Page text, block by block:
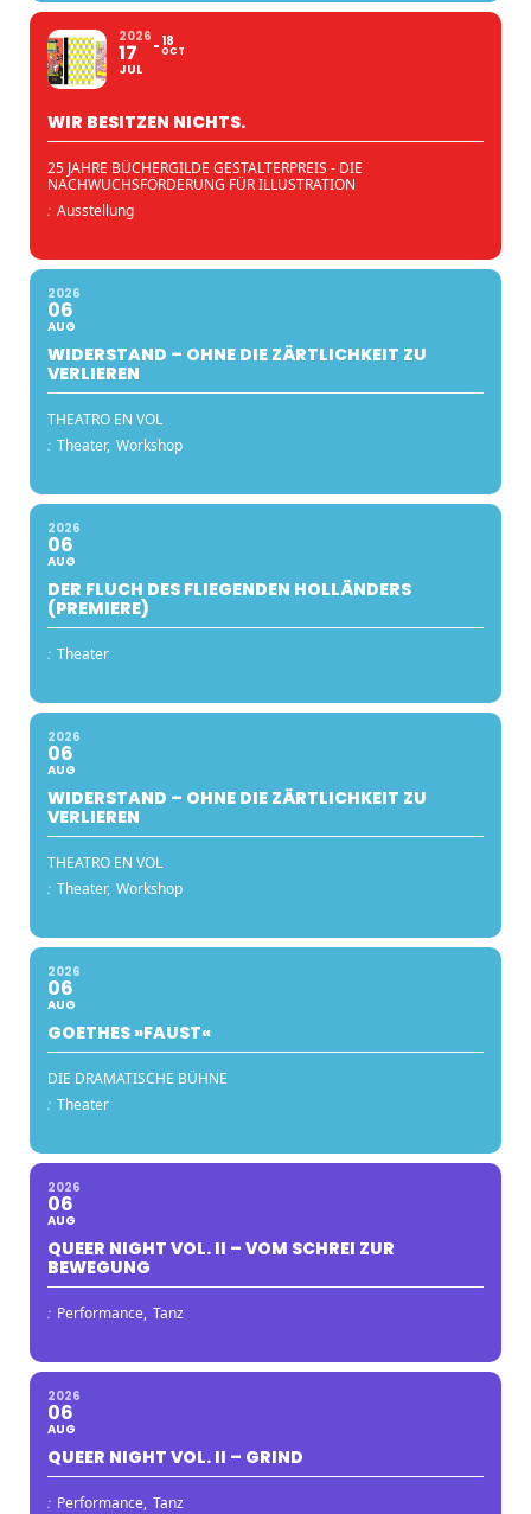
2026
17
JUL
18
OCT
WIR BESITZEN NICHTS.
25 JAHRE BÜCHERGILDE GESTALTERPREIS - DIE
NACHWUCHSFÖRDERUNG FÜR ILLUSTRATION
: Ausstellung
2026
06
AUG
WIDERSTAND – OHNE DIE ZÄRTLICHKEIT ZU
VERLIEREN
THEATRO EN VOL
: Theater, Workshop
2026
06
AUG
DER FLUCH DES FLIEGENDEN HOLLÄNDERS
(PREMIERE)
: Theater
2026
06
AUG
WIDERSTAND – OHNE DIE ZÄRTLICHKEIT ZU
VERLIEREN
THEATRO EN VOL
: Theater, Workshop
2026
06
AUG
GOETHES »FAUST«
DIE DRAMATISCHE BÜHNE
: Theater
2026
06
AUG
QUEER NIGHT VOL. II – VOM SCHREI ZUR
BEWEGUNG
: Performance, Tanz
2026
06
AUG
QUEER NIGHT VOL. II – GRIND
: Performance, Tanz